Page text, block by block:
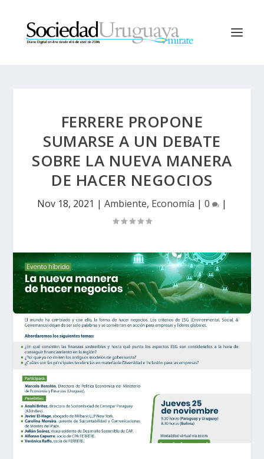
FERRERE PROPONE
SUMARSE A UN DEBATE
SOBRE LA NUEVA MANERA
DE HACER NEGOCIOS
Nov 18, 2021 | Ambiente, Economía | 0 |